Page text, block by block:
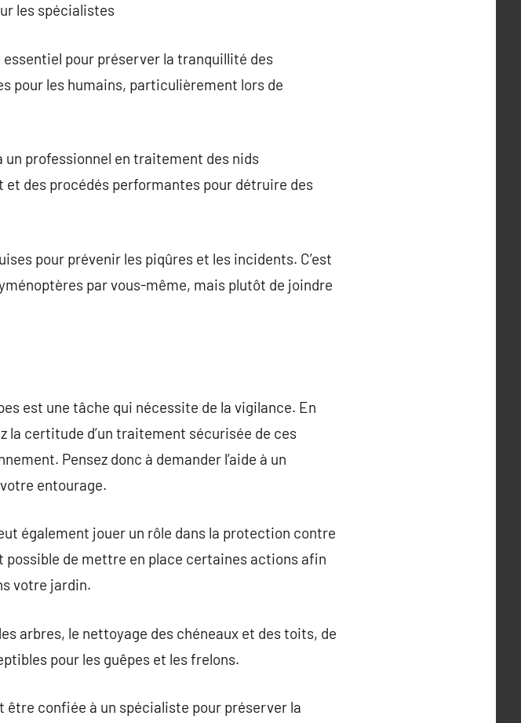
les spécialistes
essentiel pour préserver la tranquillité des
pour les humains, particulièrement lors de
professionnel en traitement des nids
et des procédés performantes pour détruire des
pour prévenir les piqûres et les incidents. C’est
par vous-même, mais plutôt de joindre
est une tâche qui nécessite de la vigilance. En
la certitude d’un traitement sécurisée de ces
Pensez donc à demander l’aide à un
entourage.
également jouer un rôle dans la protection contre
possible de mettre en place certaines actions afin
votre jardin.
arbres, le nettoyage des chéneaux et des toits, de
pour les guêpes et les frelons.
être confiée à un spécialiste pour préserver la